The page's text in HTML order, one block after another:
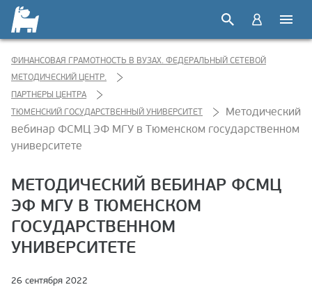
ФИНАНСОВАЯ ГРАМОТНОСТЬ В ВУЗАХ. ФЕДЕРАЛЬНЫЙ СЕТЕВОЙ
МЕТОДИЧЕСКИЙ ЦЕНТР.
ПАРТНЕРЫ ЦЕНТРА
ТЮМЕНСКИЙ ГОСУДАРСТВЕННЫЙ УНИВЕРСИТЕТ
Методический
вебинар ФСМЦ ЭФ МГУ в Тюменском государственном
университете
МЕТОДИЧЕСКИЙ ВЕБИНАР ФСМЦ
ЭФ МГУ В ТЮМЕНСКОМ
ГОСУДАРСТВЕННОМ
УНИВЕРСИТЕТЕ
26 сентября 2022